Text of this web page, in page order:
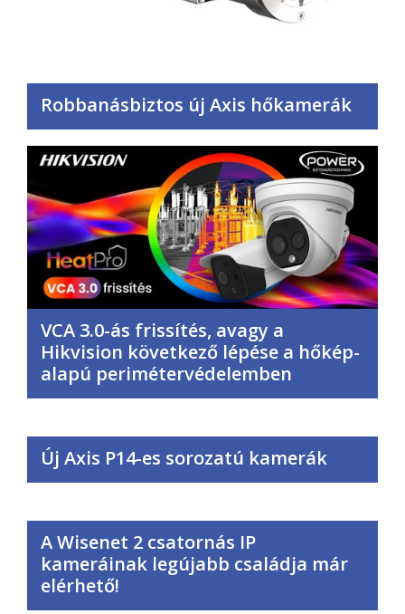
Robbanásbiztos új Axis hőkamerák
VCA 3.0-ás frissítés, avagy a
Hikvision következő lépése a hőkép-
alapú perimétervédelemben
Új Axis P14-es sorozatú kamerák
A Wisenet 2 csatornás IP
kameráinak legújabb családja már
elérhető!